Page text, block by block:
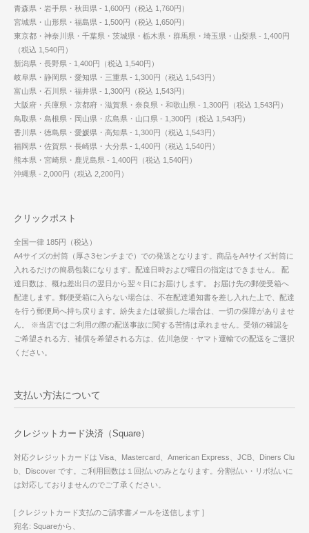
青森県・岩手県・秋田県 - 1,600円（税込 1,760円）
宮城県・山形県・福島県 - 1,500円（税込 1,650円）
東京都・神奈川県・千葉県・茨城県・栃木県・群馬県・埼玉県・山梨県 - 1,400円
（税込 1,540円）
新潟県・長野県 - 1,400円（税込 1,540円）
岐阜県・静岡県・愛知県・三重県 - 1,300円（税込 1,543円）
富山県・石川県・福井県 - 1,300円（税込 1,543円）
大阪府・兵庫県・京都府・滋賀県・奈良県・和歌山県 - 1,300円（税込 1,543円）
鳥取県・島根県・岡山県・広島県・山口県 - 1,300円（税込 1,543円）
香川県・徳島県・愛媛県・高知県 - 1,300円（税込 1,543円）
福岡県・佐賀県・長崎県・大分県 - 1,400円（税込 1,540円）
熊本県・宮崎県・鹿児島県 - 1,400円（税込 1,540円）
沖縄県 - 2,000円（税込 2,200円）
クリックポスト
全国一律 185円（税込）
A4サイズの封筒（厚さ3センチまで）での発送となります。商品をA4サイズ封筒に
入れるだけの簡易包装になります。配達日時および曜日の指定はできません。 配
達日数は、概ね差出日の翌日から翌々日にお届けします。 お届け先の郵便受箱へ
配達します。郵便受箱に入らない場合は、不在配達通知書を差し入れた上で、配達
を行う郵便局へ持ち戻ります。紛失または破損した場合は、一切の保障がありませ
ん。 ※当店ではご利用の際の配送事故に関する苦情は承れません。受領の確認を
ご希望される方、補償を希望される方は、佐川急便・ヤマト運輸での配送をご選択
ください。
支払い方法について
クレジットカード決済（Square）
対応クレジットカードは Visa、Mastercard、American Express、JCB、Diners Clu
b、Discover です。ご利用回数は１回払いのみとなります。分割払い・リボ払いに
は対応しておりませんのでご了承ください。
[ クレジットカード支払のご請求書メールを送信します ]
宛名: Squareから、